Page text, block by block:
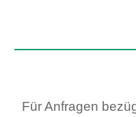
Für Anfragen